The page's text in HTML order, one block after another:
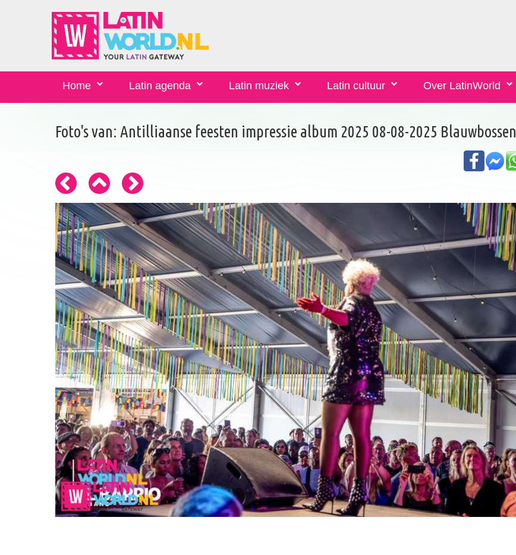
Home Latin agenda Latin muziek Latin cultuur Over LatinWorld
Foto's van: Antilliaanse feesten impressie album 2025 08-08-2025 Blauwbossen